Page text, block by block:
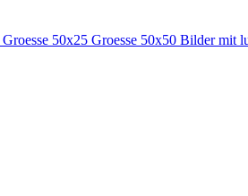
Groesse 50x25 Groesse 50x50 Bilder mit